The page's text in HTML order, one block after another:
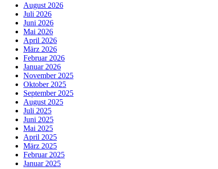
August 2026
Juli 2026
Juni 2026
Mai 2026
April 2026
März 2026
Februar 2026
Januar 2026
November 2025
Oktober 2025
September 2025
August 2025
Juli 2025
Juni 2025
Mai 2025
April 2025
März 2025
Februar 2025
Januar 2025